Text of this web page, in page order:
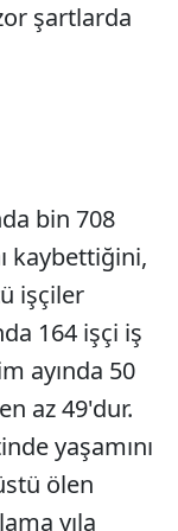
şartlarda
bin 708
kaybettiğini,
işçiler
164 işçi iş
ayında 50
az 49'dur.
yaşamını
ölen
yıla